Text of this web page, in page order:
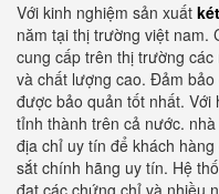
Với kinh nghiệm sản xuất
năm tại thị trường việt nam.
cung cấp trên thị trường
và chất lượng cao. Đảm
được bảo quản tốt nhất. Với
tỉnh thành trên cả nước.
địa chỉ uy tín để khách
sắt chính hãng uy tín. Hệ
đạt các chứng chỉ và nhiều